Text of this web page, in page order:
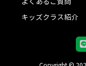
キッズクラス紹介